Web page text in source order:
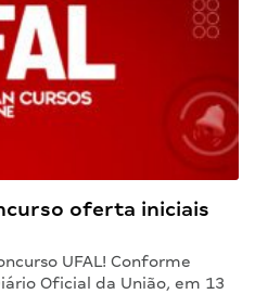
oferta iniciais
UFAL! Conforme
Oficial da União, em 13